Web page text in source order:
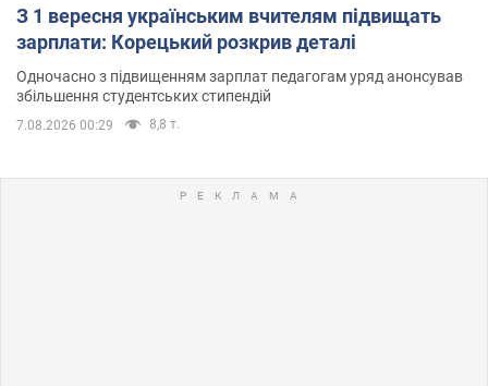
З 1 вересня українським вчителям підвищать
зарплати: Корецький розкрив деталі
Одночасно з підвищенням зарплат педагогам уряд анонсував
збільшення студентських стипендій
7.08.2026 00:29 8,8 т.